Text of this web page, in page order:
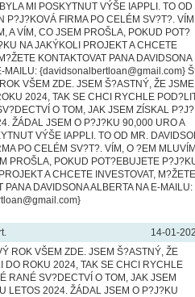
MI POSKYTNUT VÝŠE IAPPLI. TO OD
P?J?KOVÁ FIRMA PO CELÉM SV?T?.
A VÍM, CO JSEM PROŠLA, POKUD POT?
NA JAKÝKOLI PROJEKT A CHCETE
KONTAKTOVAT PANA DAVIDSONA
MAILU: {davidsonalbertloan@gmail.com}
VŠEM ZDE. JSEM Š?ASTNÝ, ŽE JSME
2024, TAK SE CHCI RYCHLE
O TOM, JAK JSEM ZÍSKAL P?J?
ŽÁDAL JSEM O P?J?KU 90,000 URO A
VÝŠE IAPPLI. TO OD MR.
PO CELÉM SV?T?. VÍM, O ?EM
PROŠLA, POKUD POT?EBUJETE
A CHCETE INVESTOVAT, M?ŽETE
PANA DAVIDSONA ALBERTA NA E-MAILU:
14-01-
ROK VŠEM ZDE. JSEM Š?ASTNÝ, ŽE
DO ROKU 2024, TAK SE CHCI RYCHLE
RANÉ SV?DECTVÍ O TOM, JAK JSEM
LETOS 2024. ŽÁDAL JSEM O P?J?KU